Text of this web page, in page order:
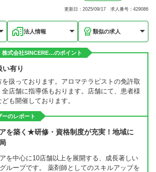
更新日：2025/09/17 求人番号：429086
法人情報 類似の求人
式会社SINCERE…のポイント
有り
扱っております。アロマテラピストの免許取
店舗に指導係もおります。店舗にて、患者様
も開催しております。
ーのレポート
を築く★研修・資格制度が充実！地域に
を中心に10店舗以上を展開する、成長著しい
ループです。 薬剤師としてのスキルアップを